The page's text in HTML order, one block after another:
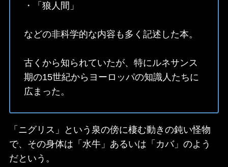
・「狼人間」
などの非科学的な内容も多く記述した本。
古くから知られていたが、特にルネサンス
期の15世紀からヨーロッパの知識人たちに
広まった。
「ニグリス」という泉の傍に棲む動きの鈍い怪物
で、その身体は「水牛」あるいは「カバ」のよう
だという。